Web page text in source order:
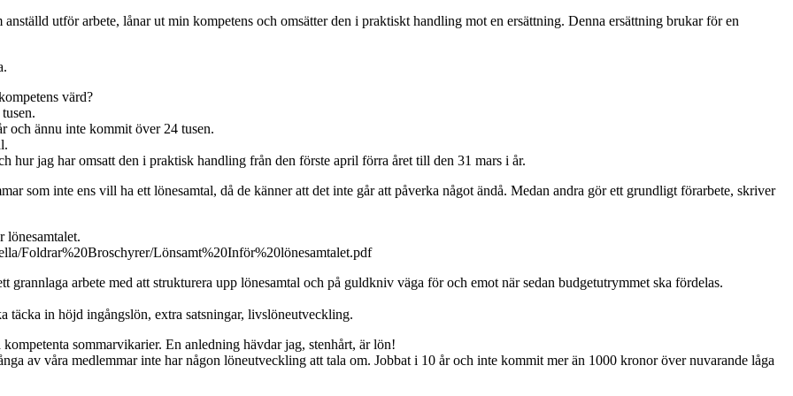
utför arbete, lånar ut min kompetens och omsätter den i praktiskt handling mot en ersättning. Denna ersättning brukar för en
värd?
och ännu inte kommit över 24 tusen.
hur jag har omsatt den i praktisk handling från den förste april förra året till den 31 mars i år.
som inte ens vill ha ett lönesamtal, då de känner att det inte går att påverka något ändå. Medan andra gör ett grundligt förarbete, skriver
lönesamtalet.
Foldrar%20Broschyrer/Lönsamt%20Inför%20lönesamtalet.pdf
arbete med att strukturera upp lönesamtal och på guldkniv väga för och emot när sedan budgetutrymmet ska fördelas.
täcka in höjd ingångslön, extra satsningar, livslöneutveckling.
sommarvikarier. En anledning hävdar jag, stenhårt, är lön!
av våra medlemmar inte har någon löneutveckling att tala om. Jobbat i 10 år och inte kommit mer än 1000 kronor över nuvarande låga